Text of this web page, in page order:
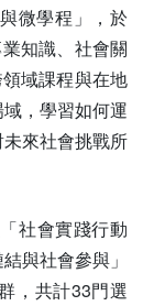
微學程」，於
知識、社會關
域課程與在地
，學習如何運
來社會挑戰所
社會實踐行動
與社會參與」
，共計33門選